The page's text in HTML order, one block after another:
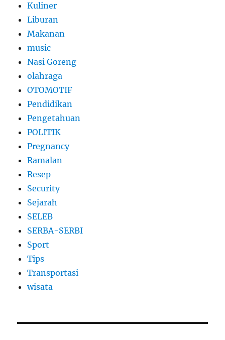
Kuliner
Liburan
Makanan
music
Nasi Goreng
olahraga
OTOMOTIF
Pendidikan
Pengetahuan
POLITIK
Pregnancy
Ramalan
Resep
Security
Sejarah
SELEB
SERBA-SERBI
Sport
Tips
Transportasi
wisata